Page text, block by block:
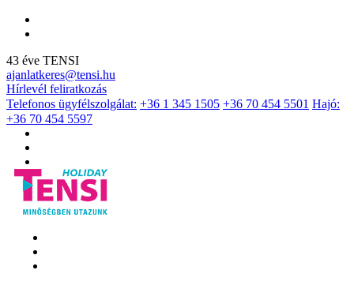
43 éve TENSI
ajanlatkeres@tensi.hu
Hírlevél feliratkozás
Telefonos ügyfélszolgálat: +36 1 345 1505 +36 70 454 5501 Hajó:
+36 70 454 5597